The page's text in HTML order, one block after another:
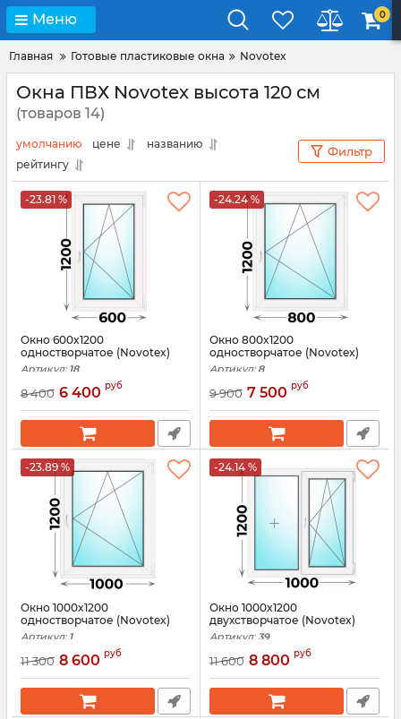
Меню 0
Главная Готовые пластиковые окна Novotex
Окна ПВХ Novotex высота 120 см
(товаров 14)
умолчанию цене
названию
рейтингу
Фильтр
-23.81 %
Окно 600x1200
одностворчатое (Novotex)
Артикул: 18
8 400 6 400 руб
-24.24 %
Окно 800x1200
одностворчатое (Novotex)
Артикул: 8
9 900 7 500 руб
-23.89 %
Окно 1000x1200
одностворчатое (Novotex)
Артикул: 1
11 300 8 600 руб
-24.14 %
Окно 1000x1200
двухстворчатое (Novotex)
Артикул: 39
11 600 8 800 руб